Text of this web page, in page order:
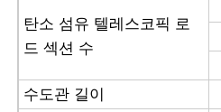
역삼투 기계
태양 전지판 청소용 로보트
탄소 섬유 텔레스코픽 로
드 섹션 수
수도관 길이